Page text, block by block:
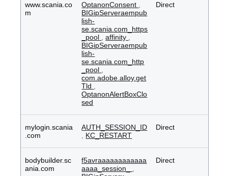
www.scania.co
m
OptanonConsent
BIGipServeraempub
lish-
se.scania.com_https
_pool
,affinity
BIGipServeraempub
lish-
se.scania.com_http
_pool
com.adobe.alloy.get
Tld
OptanonAlertBoxClo
sed
Direct
mylogin.scania
.com
AUTH_SESSION_ID
KC_RESTART
Direct
bodybuilder.sc
ania.com
f5avraaaaaaaaaaaa
aaaa_session_
Direct